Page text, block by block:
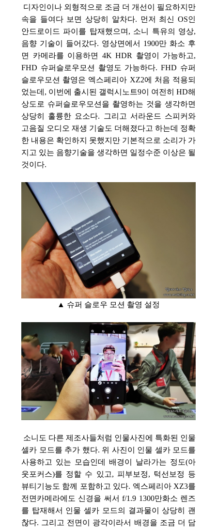
디자인이나 외형적으로 조금 더 개선이 필요하지만
속을 들여다 보면 상당히 알차다. 먼저 최신 OS인
안드로이드 파이를 탑재했으며, 소니 특유의 영상,
음향 기술이 들어갔다. 영상면에서 1900만 화소 후
면 카메라를 이용하면 4K HDR 촬영이 가능하고,
FHD 슈퍼슬로우모션 촬영도 가능하다. FHD 슈퍼
슬로우모션 촬영은 엑스페리아 XZ2에 처음 적용되
었는데, 이번에 출시된 갤럭시노트9이 여전히 HD해
상도로 슈퍼슬로우모션을 촬영하는 것을 생각하면
상당히 훌륭한 요소다. 그리고 서라운드 스피커와
고음질 오디오 재생 기술도 더해졌다고 하는데 정확
한 내용은 확인하지 못했지만 기본적으로 소리가 가
지고 있는 음향기술을 생각하면 일정수준 이상은 될
것이다.
▲ 슈퍼 슬로우 모션 촬영 설정
소니도 다른 제조사들처럼 인물사진에 특화된 인물
셀카 모드를 추가 했다. 위 사진이 인물 셀카 모드를
사용하고 있는 모습인데 배경이 날라가는 정도(아
웃포커스)를 정할 수 있고, 피부보정, 턱선보정 등
뷰티기능도 함께 포함하고 있다. 엑스페리아 XZ3를
전면카메라에도 신경을 써서 f/1.9 1300만화소 렌즈
를 탑재해서 인물 셀카 모드의 결과물이 상당히 괜
찮다. 그리고 전면이 광각이라서 배경을 조금 더 담